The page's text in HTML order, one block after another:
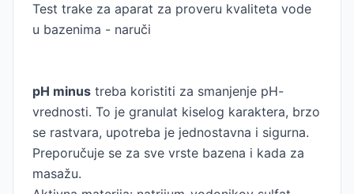
Test trake za aparat za proveru kvaliteta vode
u bazenima - naruči
pH minus treba koristiti za smanjenje pH-
vrednosti. To je granulat kiselog karaktera, brzo
se rastvara, upotreba je jednostavna i sigurna.
Preporučuje se za sve vrste bazena i kada za
masažu.